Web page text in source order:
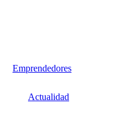
Emprendedores
Actualidad